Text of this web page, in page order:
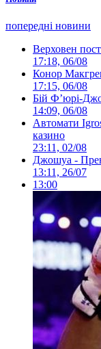
попередні новини
Верховен
17:18, 06/08
Конор
17:15, 06/08
Бій Ф’юрі-
14:09, 06/08
Автомати
казино
23:11, 02/08
Джошуа -
13:11, 26/07
13:00